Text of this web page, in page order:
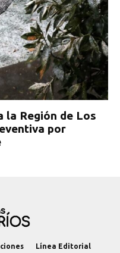
la Región de Los
por
Línea Editorial